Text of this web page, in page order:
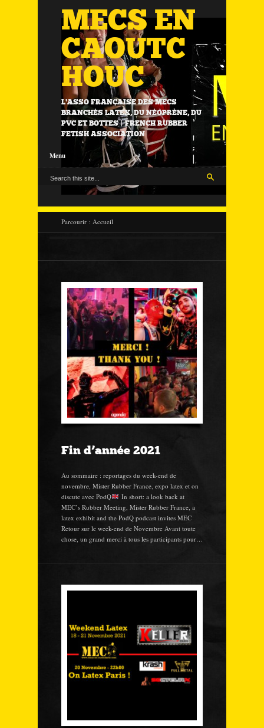
MECS EN
CAOUTC
HOUC
L'ASSO FRANÇAISE DES MECS
BRANCHÉS LATEX, DU NÉOPRÈNE, DU
PVC ET BOTTES | FRENCH RUBBER
FETISH ASSOCIATION
Menu
Parcourir : Accueil
Fin d’année 2021
Au sommaire : reportages du week-end de
novembre, Mister Rubber France, expo latex et on
discute avec PodQ
In short: a look back at
MEC’s Rubber Meeting, Mister Rubber France, a
latex exhibit and the PodQ podcast invites MEC
Retour sur le week-end de Novembre Avant toute
chose, un grand merci à tous les participants pour…